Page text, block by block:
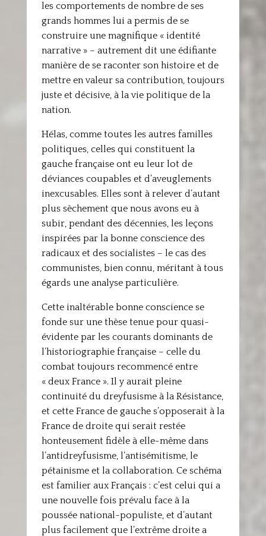
les comportements de nombre de ses
grands hommes lui a permis de se
construire une magnifique « identité
narrative » – autrement dit une édifiante
manière de se raconter son histoire et de
mettre en valeur sa contribution, toujours
juste et décisive, à la vie politique de la
nation.
Hélas, comme toutes les autres familles
politiques, celles qui constituent la
gauche française ont eu leur lot de
déviances coupables et d’aveuglements
inexcusables. Elles sont à relever d’autant
plus sèchement que nous avons eu à
subir, pendant des décennies, les leçons
inspirées par la bonne conscience des
radicaux et des socialistes – le cas des
communistes, bien connu, méritant à tous
égards une analyse particulière.
Cette inaltérable bonne conscience se
fonde sur une thèse tenue pour quasi-
évidente par les courants dominants de
l’historiographie française – celle du
combat toujours recommencé entre
« deux France ». Il y aurait pleine
continuité du dreyfusisme à la Résistance,
et cette France de gauche s’opposerait à la
France de droite qui serait restée
honteusement fidèle à elle-même dans
l’antidreyfusisme, l’antisémitisme, le
pétainisme et la collaboration. Ce schéma
est familier aux Français : c’est celui qui a
une nouvelle fois prévalu face à la
poussée national-populiste, et d’autant
plus facilement que l’extrême droite a